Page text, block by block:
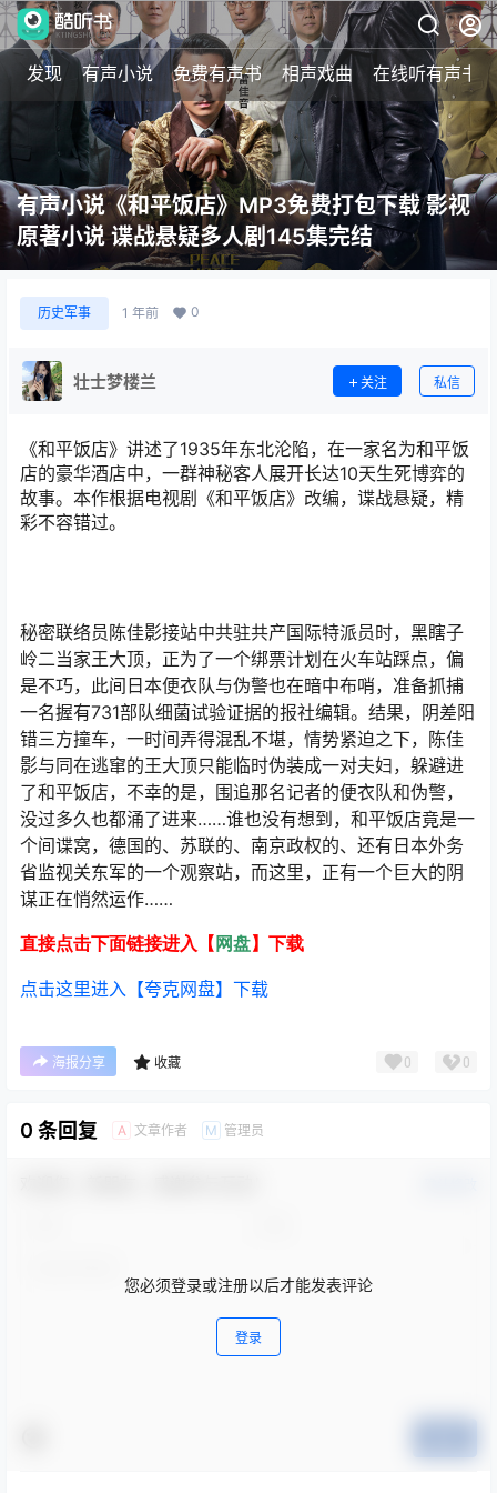
发现 有声小说 免费有声书 相声戏曲 在线听有声书
有声小说《和平饭店》MP3免费打包下载 影视
原著小说 谍战悬疑多人剧145集完结
历史军事 1 年前 0
壮士梦楼兰 关注 私信
《和平饭店》讲述了1935年东北沦陷，在一家名为和平饭
店的豪华酒店中，一群神秘客人展开长达10天生死博弈的
故事。本作根据电视剧《和平饭店》改编，谍战悬疑，精
彩不容错过。
秘密联络员陈佳影接站中共驻共产国际特派员时，黑瞎子
岭二当家王大顶，正为了一个绑票计划在火车站踩点，偏
是不巧，此间日本便衣队与伪警也在暗中布哨，准备抓捕
一名握有731部队细菌试验证据的报社编辑。结果，阴差阳
错三方撞车，一时间弄得混乱不堪，情势紧迫之下，陈佳
影与同在逃窜的王大顶只能临时伪装成一对夫妇，躲避进
了和平饭店，不幸的是，围追那名记者的便衣队和伪警，
没过多久也都涌了进来……谁也没有想到，和平饭店竟是一
个间谍窝，德国的、苏联的、南京政权的、还有日本外务
省监视关东军的一个观察站，而这里，正有一个巨大的阴
谋正在悄然运作……
直接点击下面链接进入【 网盘】下载
点击这里进入【夸克网盘】下载
海报分享 收藏 0 0
0 条回复 A 文章作者 M 管理员
您必须登录或注册以后才能发表评论
登录